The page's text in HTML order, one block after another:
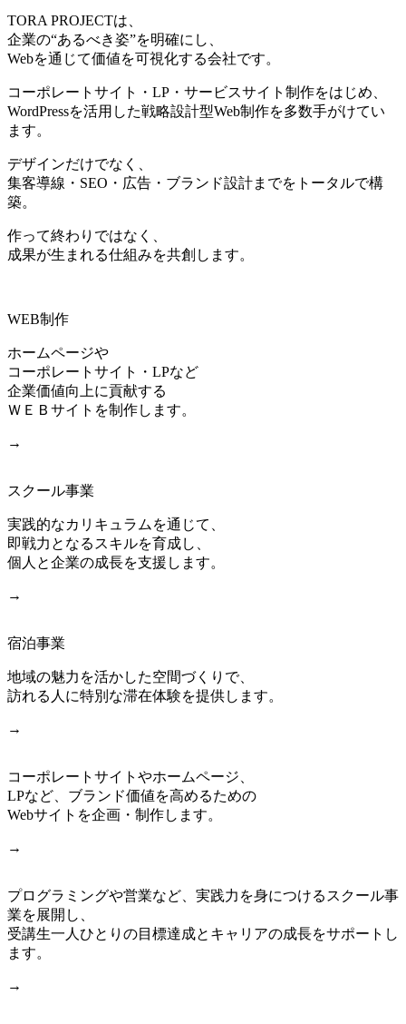
TORA PROJECTは、
企業の“あるべき姿”を明確にし、
Webを通じて価値を可視化する会社です。
コーポレートサイト・LP・サービスサイト制作をはじめ、
WordPressを活用した戦略設計型Web制作を多数手がけてい
ます。
デザインだけでなく、
集客導線・SEO・広告・ブランド設計までをトータルで構
築。
作って終わりではなく、
成果が生まれる仕組みを共創します。
WEB制作
ホームページや
コーポレートサイト・LPなど
企業価値向上に貢献する
ＷＥＢサイトを制作します。
→
スクール事業
実践的なカリキュラムを通じて、
即戦力となるスキルを育成し、
個人と企業の成長を支援します。
→
宿泊事業
地域の魅力を活かした空間づくりで、
訪れる人に特別な滞在体験を提供します。
→
コーポレートサイトやホームページ、
LPなど、ブランド価値を高めるための
Webサイトを企画・制作します。
→
プログラミングや営業など、実践力を身につけるスクール事
業を展開し、
受講生一人ひとりの目標達成とキャリアの成長をサポートし
ます。
→